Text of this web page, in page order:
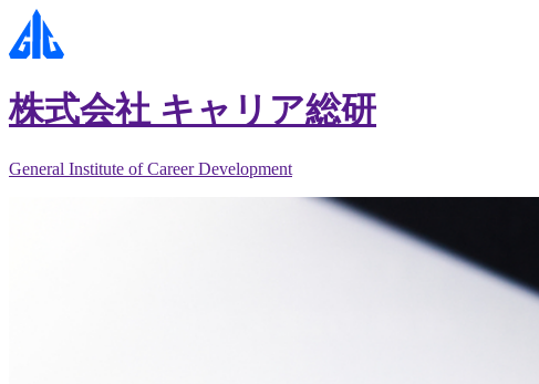
株式会社 キャリア総研
General Institute of Career Development